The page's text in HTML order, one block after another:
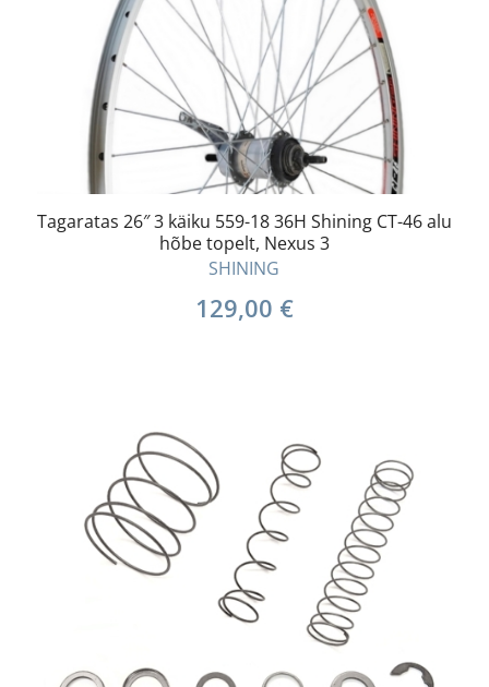
Tagaratas 26″ 3 käiku 559-18 36H Shining CT-46 alu
hõbe topelt, Nexus 3
SHINING
129,00 €